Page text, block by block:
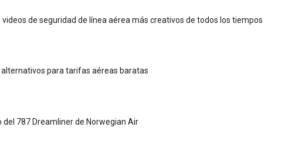
videos de seguridad de línea aérea más creativos de todos los tiempos
para tarifas aéreas baratas
del 787 Dreamliner de Norwegian Air